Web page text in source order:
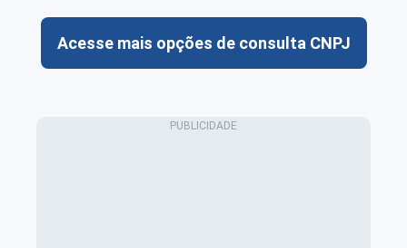
Acesse mais opções de consulta CNPJ